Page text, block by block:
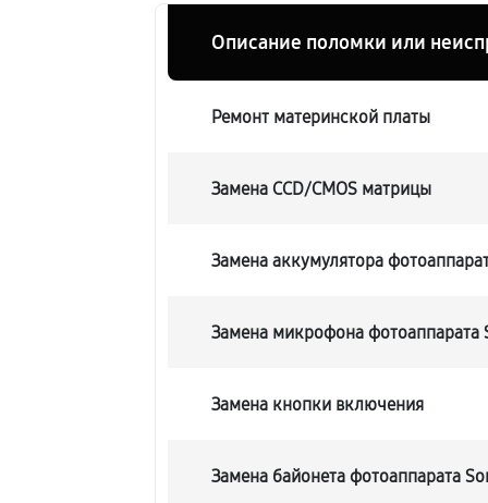
Описание поломки или
Ремонт материнской платы
Замена CCD/CMOS матрицы
Замена аккумулятора
Замена микрофона фотоаппарата
Замена кнопки включения
Замена байонета фотоаппарата